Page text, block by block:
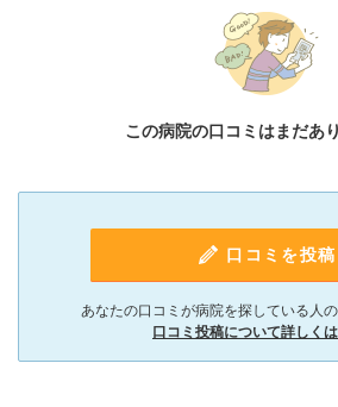
この病院の口コミはまだあ
口コミを投稿
あなたの口コミが病院を探している人の
口コミ投稿について詳しく